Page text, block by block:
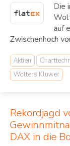
Die
auf
Zwischenhoch
Aktien
Wolters Kluwer
Rekordjagd
DAX in die